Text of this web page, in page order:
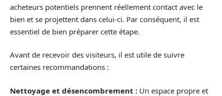
acheteurs potentiels prennent réellement contact avec le
bien et se projettent dans celui-ci. Par conséquent, il est
essentiel de bien préparer cette étape.
Avant de recevoir des visiteurs, il est utile de suivre
certaines recommandations :
Nettoyage et désencombrement : Un espace propre et